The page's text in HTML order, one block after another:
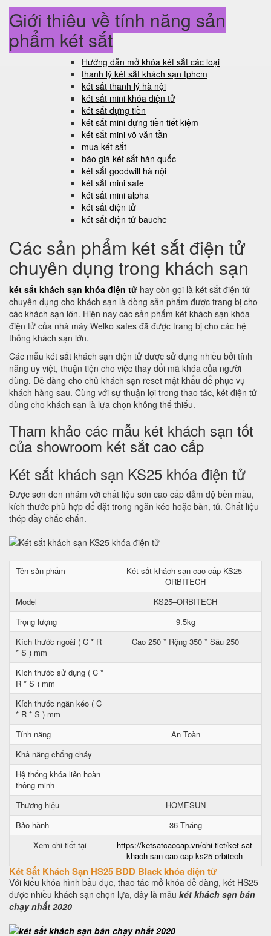
Giới thiệu về tính năng sản
phẩm két sắt
Hướng dẫn mở khóa két sắt các loại
thanh lý két sắt khách sạn tphcm
két sắt thanh lý hà nội
két sắt mini khóa điện tử
két sắt đựng tiền
két sắt mini đựng tiền tiết kiệm
két sắt mini võ văn tần
mua két sắt
báo giá két sắt hàn quốc
két sắt goodwill hà nội
két sắt mini safe
két sắt mini alpha
két sắt điện tử
két sắt điện tử bauche
Các sản phẩm két sắt điện tử
chuyên dụng trong khách sạn
két sắt khách sạn khóa điện tử hay còn gọi là két sắt điện tử
chuyên dụng cho khách sạn là dòng sản phẩm được trang bị cho
các khách sạn lớn. Hiện nay các sản phẩm két khách sạn khóa
điện tử của nhà máy Welko safes đã được trang bị cho các hệ
thống khách sạn lớn.
Các mẫu két sắt khách sạn điện tử được sử dụng nhiều bởi tính
năng uy việt, thuận tiện cho việc thay đổi mã khóa của người
dùng. Dễ dàng cho chủ khách sạn reset mật khẩu để phục vụ
khách hàng sau. Cùng với sự thuận lợi trong thao tác, két điện tử
dùng cho khách sạn là lựa chọn không thể thiếu.
Tham khảo các mẫu két khách sạn tốt
của showroom két sắt cao cấp
Két sắt khách sạn KS25 khóa điện tử
Được sơn đen nhám với chất liệu sơn cao cấp đảm độ bền mầu,
kích thước phù hợp để đặt trong ngăn kéo hoặc bàn, tủ. Chất liệu
thép dầy chắc chắn.
Tên sản phẩm
Két sắt khách sạn cao cấp KS25-
ORBITECH
Model
KS25–ORBITECH
Trọng lượng
9.5kg
Kích thước ngoài ( C * R
* S ) mm
Cao 250 * Rộng 350 * Sâu 250
Kích thước sử dụng ( C *
R * S ) mm
Kích thước ngăn kéo ( C
* R * S ) mm
Tính năng
An Toàn
Khả năng chống cháy
Hệ thống khóa liên hoàn
thông minh
Thương hiệu
HOMESUN
Bảo hành
36 Tháng
Xem chi tiết tại
https://ketsatcaocap.vn/chi-tiet/ket-sat-
khach-san-cao-cap-ks25-orbitech
Két Sắt Khách Sạn HS25 BDD Black khóa điện tử
Với kiểu khóa hình bầu dục, thao tác mở khóa đễ dàng, két HS25
được nhiều khách sạn chọn lựa, đây là mẫu két khách sạn bán
chạy nhất 2020